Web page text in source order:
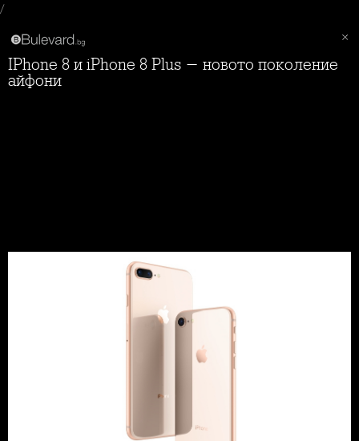
/
iPhone 8 и iPhone 8 Plus - новото поколение
айфони